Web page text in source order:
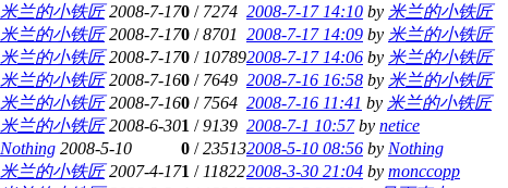
米兰的小铁匠 2008-7-170 / 7274 2008-7-17 14:10 by 米兰的小铁匠
米兰的小铁匠 2008-7-170 /8701 2008-7-17 14:09 by 米兰的小铁匠
米兰的小铁匠 2008-7-170 / 107892008-7-17 14:06 by 米兰的小铁匠
米兰的小铁匠 2008-7-160 / 7649 2008-7-16 16:58 by 米兰的小铁匠
米兰的小铁匠 2008-7-160 / 7564 2008-7-16 11:41 by 米兰的小铁匠
米兰的小铁匠 2008-6-301 /9139 2008-7-1 10:57 by netice
Nothing 2008-5-10 0 /235132008-5-10 08:56 by Nothing
米兰的小铁匠 2007-4-171 / 118222008-3-30 21:04 by monccopp